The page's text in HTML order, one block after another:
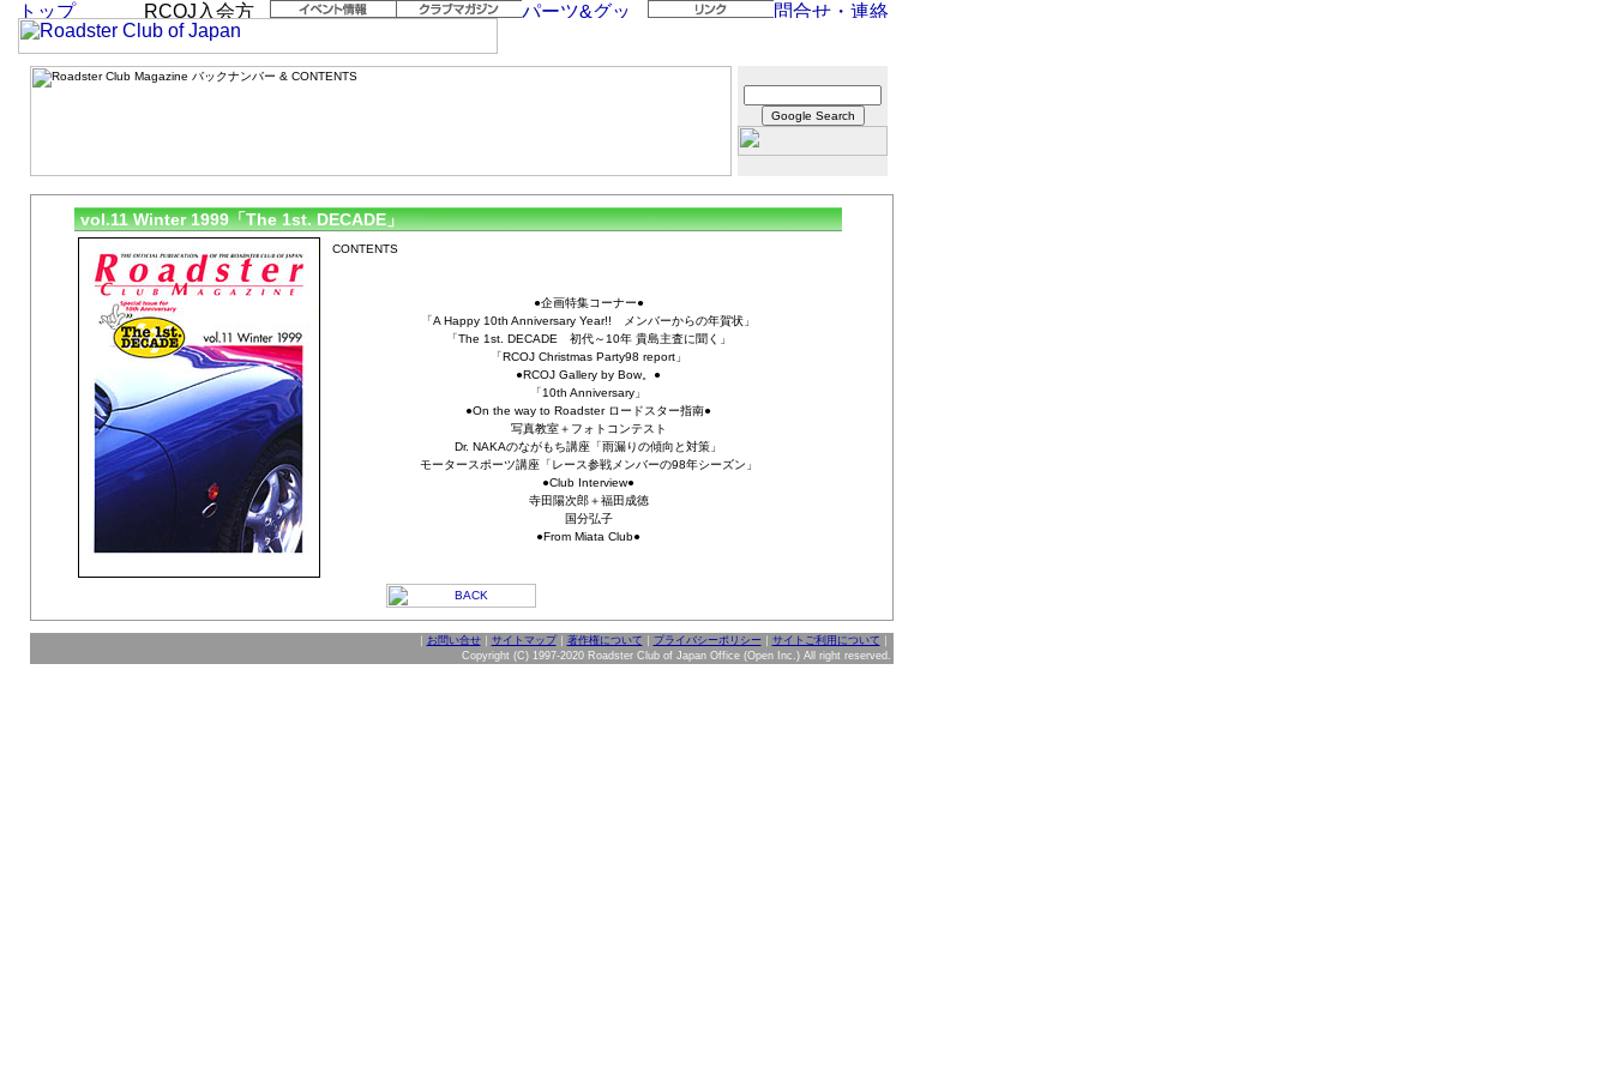
vol.11 Winter 1999「The 1st. DECADE」
●企画特集コーナー●
「A Happy 10th Anniversary Year!! メンバーからの年賀状」
「The 1st. DECADE 初代～10年 貴島主査に聞く」
「RCOJ Christmas Party98 report」
●RCOJ Gallery by Bow。●
「10th Anniversary」
●On the way to Roadster ロードスター指南●
写真教室＋フォトコンテスト
Dr. NAKAのながもち講座「雨漏りの傾向と対策」
モータースポーツ講座「レース参戦メンバーの98年シーズン」
●Club Interview●
寺田陽次郎＋福田成徳
国分弘子
●From Miata Club●
お問い合せ｜ サイトマップ｜ 著作権について プライバシーポリシー｜ サイトご利用について
Copyright (C) 1997-2020 Roadster Club of Japan Office (Open Inc.) All right reserved.